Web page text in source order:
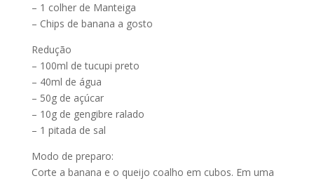
– 1 colher de Manteiga
– Chips de banana a gosto
Redução
– 100ml de tucupi preto
– 40ml de água
– 50g de açúcar
– 10g de gengibre ralado
– 1 pitada de sal
Modo de preparo:
Corte a banana e o queijo coalho em cubos. Em uma